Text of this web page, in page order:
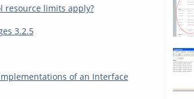
resource limits apply?
3.2.5
of an Interface